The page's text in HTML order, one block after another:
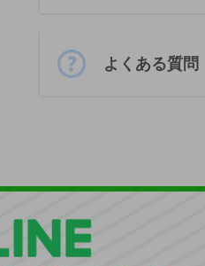
よくある質問